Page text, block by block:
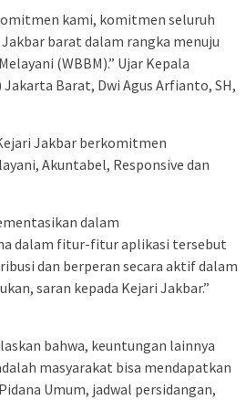
kami, komitmen seluruh
barat dalam rangka menuju
(WBBM).” Ujar Kepala
Barat, Dwi Agus Arfianto, SH,
Jakbar berkomitmen
Akuntabel, Responsive dan
dalam
dalam fitur-fitur aplikasi tersebut
dan berperan secara aktif dalam
saran kepada Kejari Jakbar.”
bahwa, keuntungan lainnya
masyarakat bisa mendapatkan
Umum, jadwal persidangan,